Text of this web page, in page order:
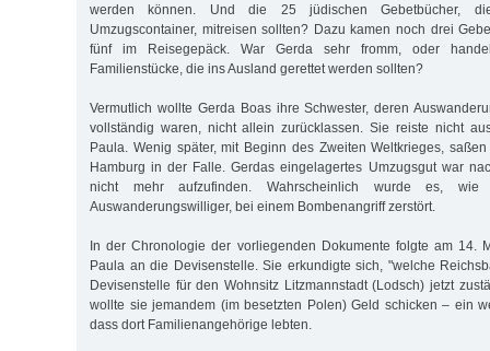
werden können. Und die 25 jüdischen Gebetbücher,
Umzugscontainer, mitreisen sollten? Dazu kamen noch drei
fünf im Reisegepäck. War Gerda sehr fromm, oder
Familienstücke, die ins Ausland gerettet werden sollten?
Vermutlich wollte Gerda Boas ihre Schwester, deren
vollständig waren, nicht allein zurücklassen. Sie reiste nicht
Paula. Wenig später, mit Beginn des Zweiten Weltkrieges,
Hamburg in der Falle. Gerdas eingelagertes Umzugsgut war
nicht mehr aufzufinden. Wahrscheinlich wurde es,
Auswanderungswilliger, bei einem Bombenangriff zerstört.
In der Chronologie der vorliegenden Dokumente folgte am 14.
Paula an die Devisenstelle. Sie erkundigte sich, "welche
Devisenstelle für den Wohnsitz Litzmannstadt (Lodsch) jetzt
wollte sie jemandem (im besetzten Polen) Geld schicken – ein
dass dort Familienangehörige lebten.